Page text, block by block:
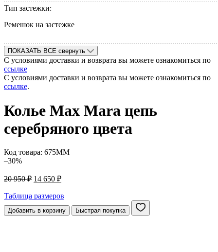
Тип застежки:
Ремешок на застежке
ПОКАЗАТЬ ВСЕ свернуть
С условиями доставки и возврата вы можете ознакомиться по
ссылке
С условиями доставки и возврата вы можете ознакомиться по
ссылке.
Колье Max Mara цепь
серебряного цвета
Код товара: 675MM
–30%
20 950₽ Первоначальная
составляла
950 ₽.
14 650 ₽Текущая
14
650 ₽.
Таблица размеров
Добавить в корзину Быстрая покупка